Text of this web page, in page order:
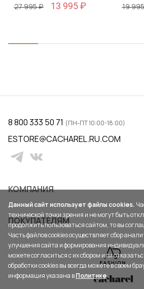
27 995 ₽
13 995 ₽
19
КОМПАНИЯ
ПОКУПАТЕЛЯМ
8 800 333 50 71 (ПН-ПТ 10:00-18:00)
ESTORE@CACHAREL.RU.COM
Данный сайт использует файлы cookies.
технической точки зрения и не могут быть
продолжить пользоваться сайтом, то вы
Часть файлов cookies осуществляет сбор
улучшения сайта и формирования
можете согласиться с их сбором или
обработки cookies вы всегда можете в своем
информация указана вПолитике